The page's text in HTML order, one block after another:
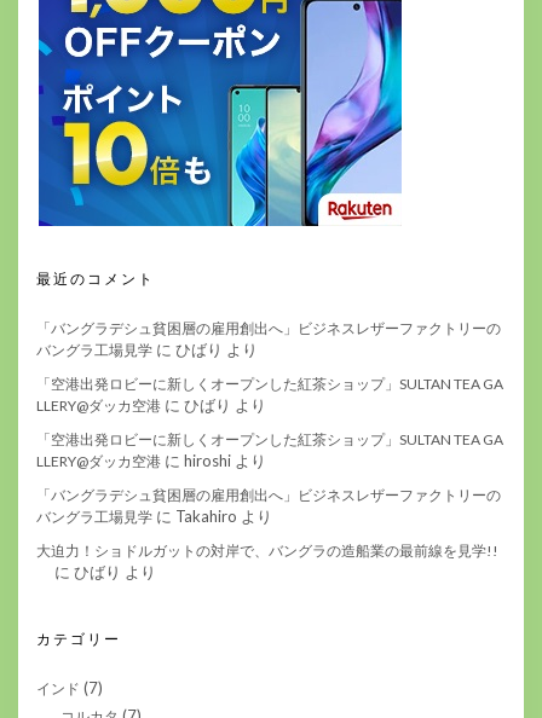
最近のコメント
「バングラデシュ貧困層の雇用創出へ」ビジネスレザーファクトリーの
バングラ工場見学 に ひばり より
「空港出発ロビーに新しくオープンした紅茶ショップ」SULTAN TEA GA
LLERY@ダッカ空港 に ひばり より
「空港出発ロビーに新しくオープンした紅茶ショップ」SULTAN TEA GA
LLERY@ダッカ空港 に hiroshi より
「バングラデシュ貧困層の雇用創出へ」ビジネスレザーファクトリーの
バングラ工場見学 に Takahiro より
大迫力！ショドルガットの対岸で、バングラの造船業の最前線を見学!!
に ひばり より
カテゴリー
インド (7)